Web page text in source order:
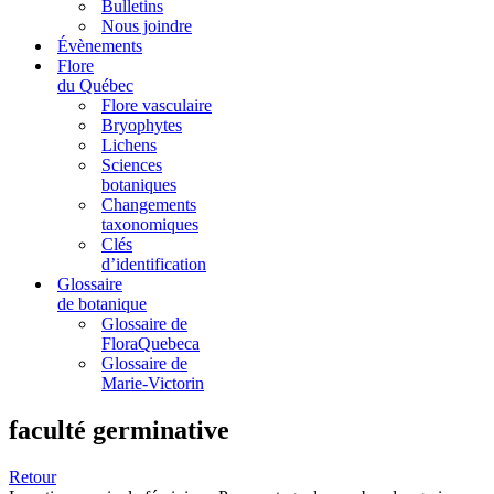
Bulletins
Nous joindre
Évènements
Flore
du Québec
Flore vasculaire
Bryophytes
Lichens
Sciences
botaniques
Changements
taxonomiques
Clés
d’identification
Glossaire
de botanique
Glossaire de
FloraQuebeca
Glossaire de
Marie-Victorin
faculté germinative
Retour